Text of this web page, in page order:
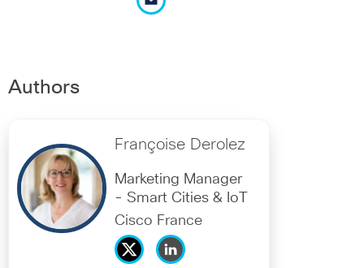
Authors
Françoise Derolez
Marketing Manager
- Smart Cities & IoT
Cisco France